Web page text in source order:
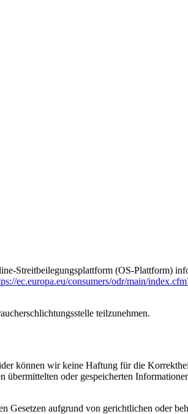
Streitbeilegungsplattform (OS-Plattform)
ec.europa.eu/consumers/odr/main/
teilzunehmen.
können wir keine Haftung für die
oder gespeicherten
Gesetzen aufgrund von gerichtlichen oder